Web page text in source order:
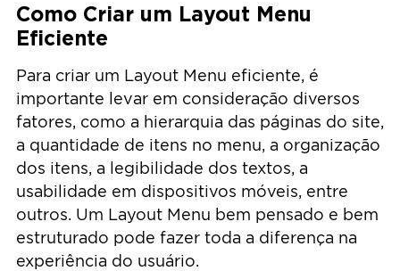
Como Criar um Layout Menu
Eficiente
Para criar um Layout Menu eficiente, é
importante levar em consideração diversos
fatores, como a hierarquia das páginas do site,
a quantidade de itens no menu, a organização
dos itens, a legibilidade dos textos, a
usabilidade em dispositivos móveis, entre
outros. Um Layout Menu bem pensado e bem
estruturado pode fazer toda a diferença na
experiência do usuário.